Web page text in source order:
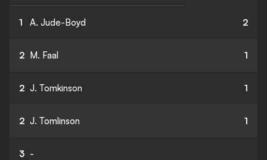
1 A. Jude-Boyd 2
2 M. Faal 1
2 J. Tomkinson 1
2 J. Tomlinson 1
3 -